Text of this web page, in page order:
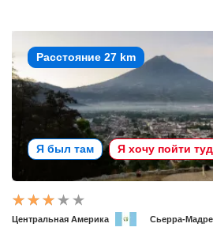
Расстояние 27 km
Я был там Я хочу пойти
Центральная Америка Сьерра-